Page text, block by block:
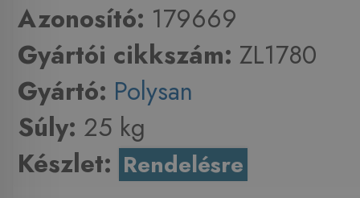
Azonosító: 179669
Gyártói cikkszám: ZL1780
Gyártó: Polysan
Súly: 25 kg
Készlet: Rendelésre